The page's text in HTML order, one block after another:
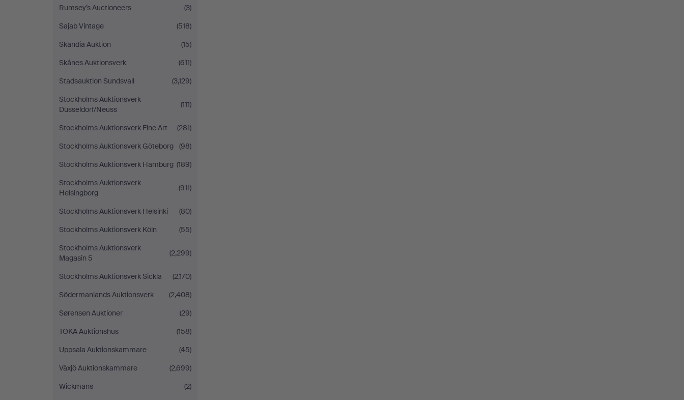
Rumsey’s Auctioneers
(3)
Sajab Vintage
(518)
Skandia Auktion
(15)
Skånes Auktionsverk
(611)
Stadsauktion Sundsvall
(3,129)
Stockholms Auktionsverk
Düsseldorf/Neuss
(111)
Stockholms Auktionsverk Fine Art
(281)
Stockholms Auktionsverk Göteborg
(98)
Stockholms Auktionsverk Hamburg (189)
Stockholms Auktionsverk
Helsingborg
(911)
Stockholms Auktionsverk Helsinki
(80)
Stockholms Auktionsverk Köln
(55)
Stockholms Auktionsverk
Magasin 5
(2,299)
Stockholms Auktionsverk Sickla
(2,170)
Södermanlands Auktionsverk
(2,408)
Sørensen Auktioner
(29)
TOKA Auktionshus
(158)
Uppsala Auktionskammare
(45)
Växjö Auktionskammare
(2,699)
Wickmans
(2)